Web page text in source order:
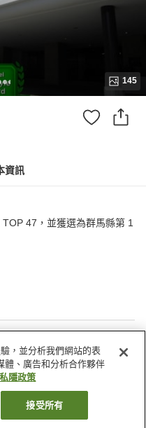
145
資訊
47，並獲選為群馬縣第 1
拿
餐廳
草津 Spax 酒店
，並分析我們網站的表
體、廣告和分析合作夥伴
私隱政策
接受所有